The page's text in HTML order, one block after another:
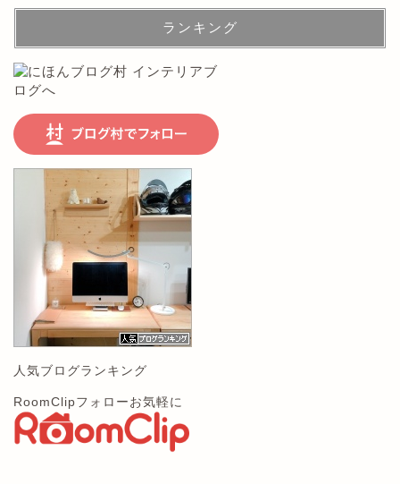
ランキング
人気ブログランキング
RoomClipフォローお気軽に